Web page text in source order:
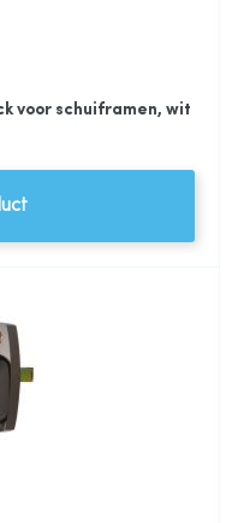
voor schuiframen, wit